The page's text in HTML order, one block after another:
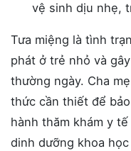
vệ sinh dịu nhẹ,
Tưa miệng là tình
phát ở trẻ nhỏ và
thường ngày. Cha
thức cần thiết để
hành thăm khám y
dinh dưỡng khoa